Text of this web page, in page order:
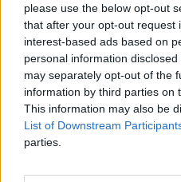
please use the below opt-out
that after your opt-out request
interest-based ads based on
personal information
may separately opt-out of the
information by third parties on
This information may also be
List of Downstream
parties.